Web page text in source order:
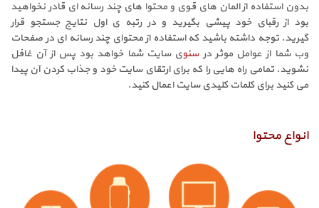
بدون استفاده از المان های قوی و محتوا های چند رسانه ای قادر نخواهید
بود از رقبای خود پیشی بگیرید و در رتبه ی اول نتایج جستجو قرار
گیرید. توجه داشته باشید که استفاده از محتوای چند رسانه ای در صفحات
وب شما از عوامل موثر درسئوی سایت شما خواهد بود پس از آن غافل
نشوید. تمامی راه هایی را که برای ارتقای سایت خود و جذاب کردن آن پیدا
می کنید برای کلمات کلیدی سایت اعمال کنید.
انواع محتوا